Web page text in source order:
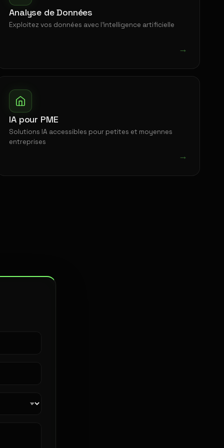
Analyse de Données
Exploitez vos données avec l'intelligence artificielle
→
IA pour PME
Solutions IA accessibles pour petites et moyennes
entreprises
→